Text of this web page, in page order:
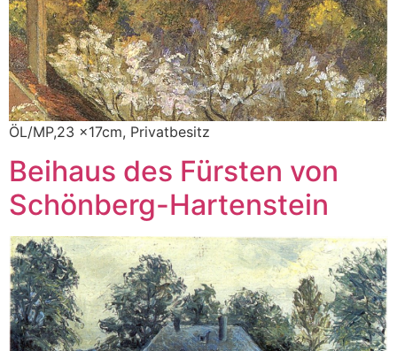
ÖL/MP,23 x17cm, Privatbesitz
Beihaus des Fürsten von
Schönberg-Hartenstein